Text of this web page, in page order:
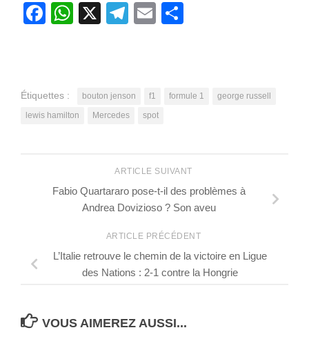
Facebook
WhatsApp
X Telegram
Email
Étiquettes : bouton jenson f1 formule 1
george russell
lewis hamilton
Mercedes spot
ARTICLE SUIVANT
Fabio Quartararo pose-t-il des problèmes à
Andrea Dovizioso ? Son aveu
ARTICLE PRÉCÉDENT
L’Italie retrouve le chemin de la victoire en Ligue
des Nations : 2-1 contre la Hongrie
VOUS AIMEREZ AUSSI...